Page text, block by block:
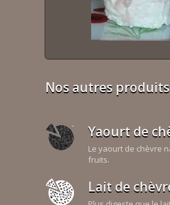
Nos autres produits
Yaourt de
Le yaourt de chèvre
fruits.
Lait de